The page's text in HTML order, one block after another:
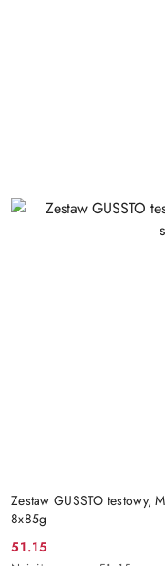
Zestaw GUSSTO testowy,
8x85g
Cena
51.15